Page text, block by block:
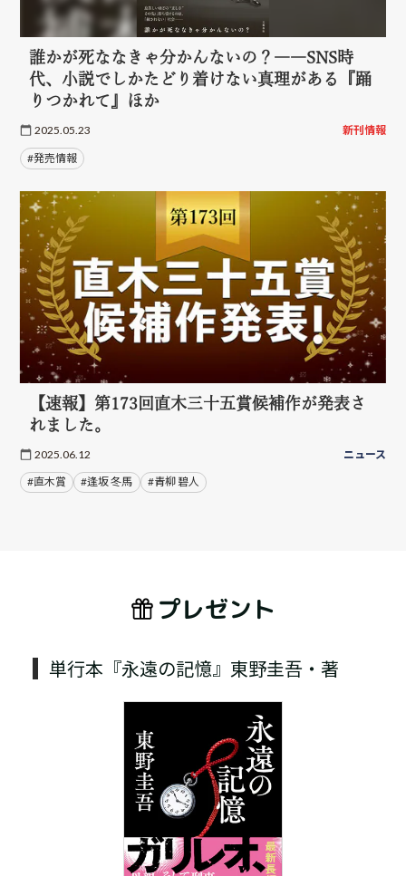
誰かが死ななきゃ分かんないの？――SNS時
代、小説でしかたどり着けない真理がある『踊
りつかれて』ほか
2025.05.23 新刊情報
#発売情報
【速報】第173回直木三十五賞候補作が発表さ
れました。
2025.06.12 ニュース
#直木賞 #逢坂 冬馬 #青柳 碧人
プレゼント
単行本『永遠の記憶』東野圭吾・著